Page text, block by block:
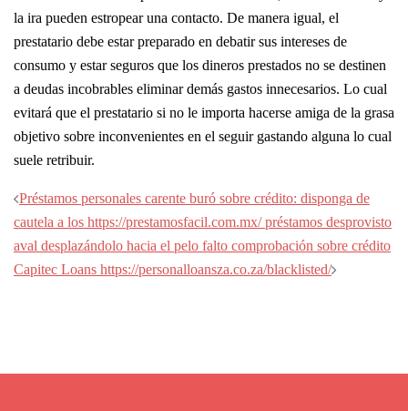
la ira pueden estropear una contacto. De manera igual, el
prestatario debe estar preparado en debatir sus intereses de
consumo y estar seguros que los dineros prestados no se destinen
a deudas incobrables eliminar demás gastos innecesarios. Lo cual
evitará que el prestatario si no le importa hacerse amiga de la grasa
objetivo sobre inconvenientes en el seguir gastando alguna lo cual
suele retribuir.
Post
navigation
Préstamos personales carente buró sobre crédito: disponga de
cautela a los https://prestamosfacil.com.mx/ préstamos desprovisto
aval desplazándolo hacia el pelo falto comprobación sobre crédito
Capitec Loans https://personalloansza.co.za/blacklisted/